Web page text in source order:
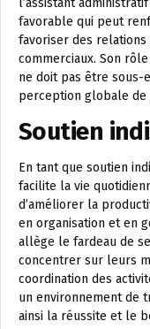
l’assistant
favorable qui peut
favoriser des
commerciaux. Son
ne doit pas être sous-
perception globale de
Soutien
En tant que soutien
facilite la vie
d’améliorer la
en organisation et en
allège le fardeau de
concentrer sur leurs
coordination des
un environnement de
ainsi la réussite et le